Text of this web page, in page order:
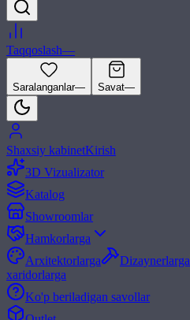
Taqqoslash—
Saralanganlar— Savat—
Shaxsiy kabinetKirish
3D Vizualizator
Katalog
Showroomlar
Hamkorlarga
Arxitektorlarga
Dizaynerlarga
xaridorlarga
Ko'p beriladigan savollar